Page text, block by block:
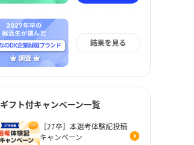
結果を見る
ギフト付キャンペーン一覧
［27卒］本選考体験記投稿
キャンペーン